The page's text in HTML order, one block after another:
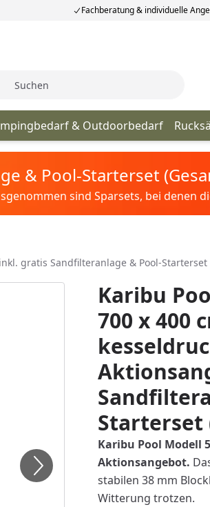
Fachberatung & individuelle
& Outdoorbedarf
& Pool-Starterset
sind Sparsets, bei denen
gratis Sandfilteranlage & Pool-Starterset
Karibu
700 x 400
Starterset
Karibu Pool Modell
Aktionsangebot.
stabilen 38 mm
Witterung trotzen.